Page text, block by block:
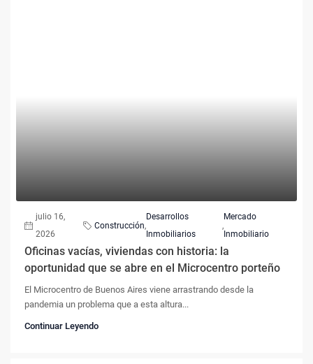
julio 16,
2026
Construcción,
Desarrollos
Inmobiliarios
,
Mercado
Inmobiliario
Oficinas vacías, viviendas con historia: la
oportunidad que se abre en el Microcentro porteño
El Microcentro de Buenos Aires viene arrastrando desde la
pandemia un problema que a esta altura...
Continuar Leyendo